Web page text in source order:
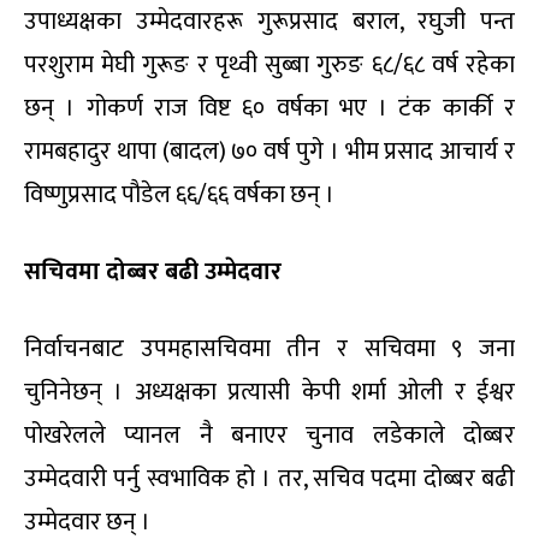
उपाध्यक्षका उम्मेदवारहरू गुरूप्रसाद बराल, रघुजी पन्त
परशुराम मेघी गुरूङ र पृथ्वी सुब्बा गुरुङ ६८/६८ वर्ष रहेका
छन् । गोकर्ण राज विष्ट ६० वर्षका भए । टंक कार्की र
रामबहादुर थापा (बादल) ७० वर्ष पुगे । भीम प्रसाद आचार्य र
विष्णुप्रसाद पौडेल ६६/६६ वर्षका छन् ।
सचिवमा दोब्बर बढी उम्मेदवार
निर्वाचनबाट उपमहासचिवमा तीन र सचिवमा ९ जना
चुनिनेछन् । अध्यक्षका प्रत्यासी केपी शर्मा ओली र ईश्वर
पोखरेलले प्यानल नै बनाएर चुनाव लडेकाले दोब्बर
उम्मेदवारी पर्नु स्वभाविक हो । तर, सचिव पदमा दोब्बर बढी
उम्मेदवार छन् ।